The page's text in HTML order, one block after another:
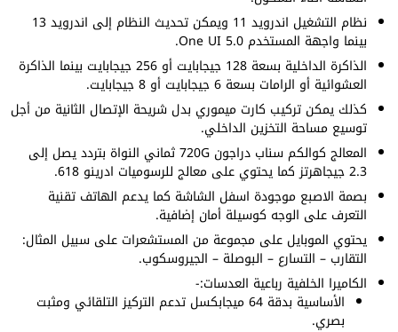
نظام التشغيل اندرويد 11 ويمكن تحديث النظام إلى اندرويد 13
بينما واجهة المستخدم One UI 5.0.
الذاكرة الداخلية بسعة 128 جيجابايت أو 256 جيجابايت بينما الذاكرة
العشوائية أو الرامات بسعة 6 جيجابايت أو 8 جيجابايت.
كذلك يمكن تركيب كارت ميموري بدل شريحة الإتصال الثانية من أجل
توسيع مساحة التخزين الداخلي.
المعالج كوالكم سناب دراجون 720G ثماني النواة بتردد يصل إلى
2.3 جيجاهرتز كما يحتوي على معالج للرسوميات ادرينو 618.
بصمة الاصبع موجودة اسفل الشاشة كما يدعم الهاتف تقنية
التعرف على الوجه كوسيلة أمان إضافية.
يحتوي الموبايل على مجموعة من المستشعرات على سبيل المثال:
التقارب – التسارع – البوصلة – الجيروسكوب.
الكاميرا الخلفية رباعية العدسات:-
الأساسية بدقة 64 ميجابكسل تدعم التركيز التلقائي ومثبت
بصري.